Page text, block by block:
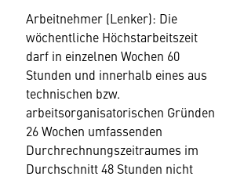
Arbeitnehmer (Lenker): Die
wöchentliche Höchstarbeitszeit
darf in einzelnen Wochen 60
Stunden und innerhalb eines aus
technischen bzw.
arbeitsorganisatorischen Gründen
26 Wochen umfassenden
Durchrechnungszeitraumes im
Durchschnitt 48 Stunden nicht